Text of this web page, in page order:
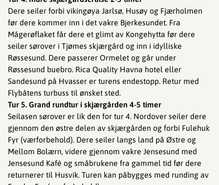
Dere seiler forbi vikingøya Jarlsø, Husøy og Fjærholmen
før dere kommer inn i det vakre Bjerkesundet. Fra
Mågerøflaket får dere et glimt av Kongehytta før dere
seiler sørover i Tjømes skjærgård og inn i idylliske
Røssesund. Dere passerer Ormelet og går under
Røssesund buebro. Rica Quality Havna hotel eller
Sandesund på Hvasser er turens endestopp. Retur med
Flybåtens turbuss til ønsket sted.
Tur 5. Grand rundtur i skjærgården 4-5 timer
Seilasen sørover er lik den for tur 4. Nordover seiler dere
gjennom den østre delen av skjærgården og forbi Fulehuk
Fyr (værforbehold). Dere seiler langs land på Østre og
Mellom Bolærn, videre gjennom vakre Jensesund med
Jensesund Kafè og småbrukene fra gammel tid før dere
returnerer til Husvik. Turen kan påbygges med runding av